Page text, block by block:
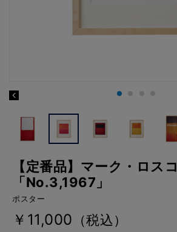
【定番品】マーク・ロスコ
「No.3,1967」
ポスター
￥11,000 （税込）